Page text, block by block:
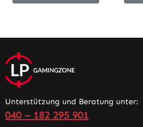
Unterstützung und Beratung unter:
040 – 182 295 901